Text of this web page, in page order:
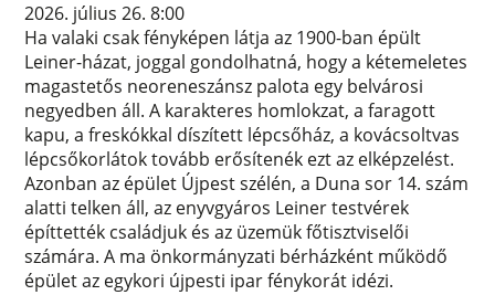
2026. július 26. 8:00
Ha valaki csak fényképen látja az 1900-ban épült
Leiner-házat, joggal gondolhatná, hogy a kétemeletes
magastetős neoreneszánsz palota egy belvárosi
negyedben áll. A karakteres homlokzat, a faragott
kapu, a freskókkal díszített lépcsőház, a kovácsoltvas
lépcsőkorlátok tovább erősítenék ezt az elképzelést.
Azonban az épület Újpest szélén, a Duna sor 14. szám
alatti telken áll, az enyvgyáros Leiner testvérek
építtették családjuk és az üzemük főtisztviselői
számára. A ma önkormányzati bérházként működő
épület az egykori újpesti ipar fénykorát idézi.